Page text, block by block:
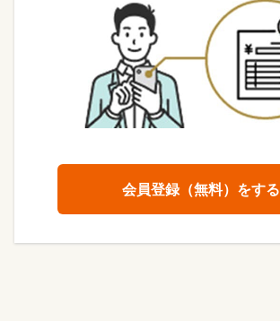
会員登録（無料）をする